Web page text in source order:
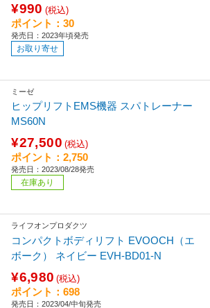
¥990 (税込)
ポイント：30
発売日：2023年頃発売
お取り寄せ
ミーゼ
ヒップリフトEMS機器 スパトレーナー
MS60N
¥27,500 (税込)
ポイント：2,750
発売日：2023/08/28発売
在庫あり
ライフオンプロダクツ
コンパクトボディリフト EVOOCH（エ
ボーク） ネイビー EVH-BD01-N
¥6,980 (税込)
ポイント：698
発売日：2023/04/中旬発売